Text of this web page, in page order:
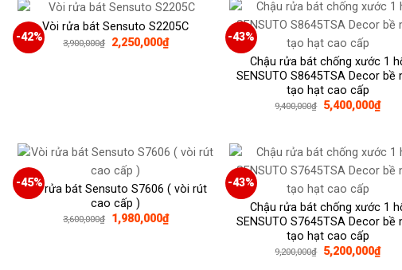
3,190,000₫.
-42%
Vòi rửa bát Sensuto S2205C
3,900,000₫
Giá
gốc
2,250,000₫Giá
hiện
-43%
Chậu rửa bát chống xước 1
SENSUTO S8645TSA Decor bề
tạo hạt cao cấp
9,400,000₫
Giá
gốc
5,400,000₫Giá
hiện
-45%
Vòi rửa bát Sensuto S7606 ( vòi rút
cao cấp )
3,600,000₫
Giá
gốc
1,980,000₫Giá
hiện
-43%
Chậu rửa bát chống xước 1
SENSUTO S7645TSA Decor bề
tạo hạt cao cấp
9,200,000₫
Giá
gốc
5,200,000₫Giá
hiện